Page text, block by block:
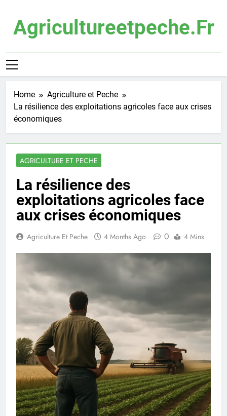
contentAgricultureetpeche.fr
Home
Agriculture et Peche
La résilience des exploitations agricoles face aux crises
économiques
AGRICULTURE ET PECHE
La résilience des
exploitations agricoles face
aux crises économiques
Agriculture Et Peche 4 Months Ago 0 4 Mins